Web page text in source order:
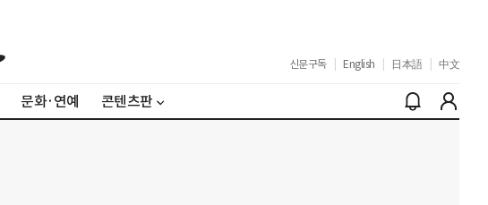
신문구독 English 日本語 中文
문화·연예 콘텐츠판